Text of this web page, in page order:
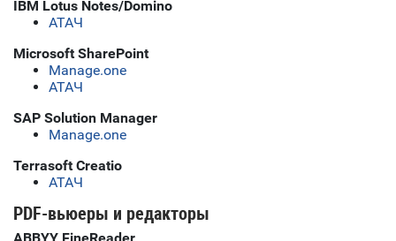
IBM Lotus Notes/Domino
АТАЧ
Microsoft SharePoint
Manage.one
АТАЧ
SAP Solution Manager
Manage.one
Terrasoft Creatio
АТАЧ
PDF-вьюеры и редакторы